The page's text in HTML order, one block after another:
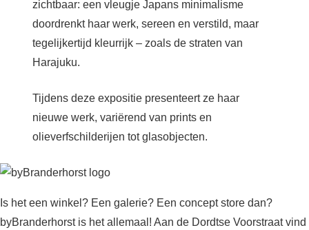
zichtbaar: een vleugje Japans minimalisme
doordrenkt haar werk, sereen en verstild, maar
tegelijkertijd kleurrijk – zoals de straten van
Harajuku.
Tijdens deze expositie presenteert ze haar
nieuwe werk, variërend van prints en
olieverfschilderijen tot glasobjecten.
Is het een winkel? Een galerie? Een concept store dan?
byBranderhorst is het allemaal! Aan de Dordtse Voorstraat vind